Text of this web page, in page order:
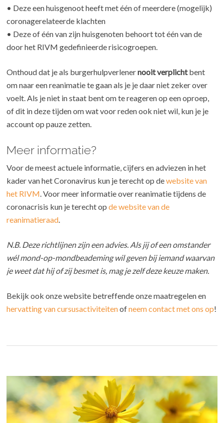
• Deze een huisgenoot heeft met één of meerdere (mogelijk)
coronagerelateerde klachten
• Deze of één van zijn huisgenoten behoort tot één van de
door het RIVM gedefinieerde risicogroepen.
Onthoud dat je als burgerhulpverlenernooit verplichtbent
om naar een reanimatie te gaan als je je daar niet zeker over
voelt. Als je niet in staat bent om te reageren op een oproep,
of dit in deze tijden om wat voor reden ook niet wil, kun je je
account op pauze zetten.
Meer informatie?
Voor de meest actuele informatie, cijfers en adviezen in het
kader van het Coronavirus kun je terecht op dewebsite van
het RIVM. Voor meer informatie over reanimatie tijdens de
coronacrisis kun je terecht opde website van de
reanimatieraad.
N.B. Deze richtlijnen zijn een advies. Als jij of een omstander
wél mond-op-mondbeademing wil geven bij iemand waarvan
je weet dat hij of zij besmet is, mag je zelf deze keuze maken.
Bekijk ook onze website betreffende onze maatregelen en
hervatting van cursusactiviteitenofneem contact met ons op!